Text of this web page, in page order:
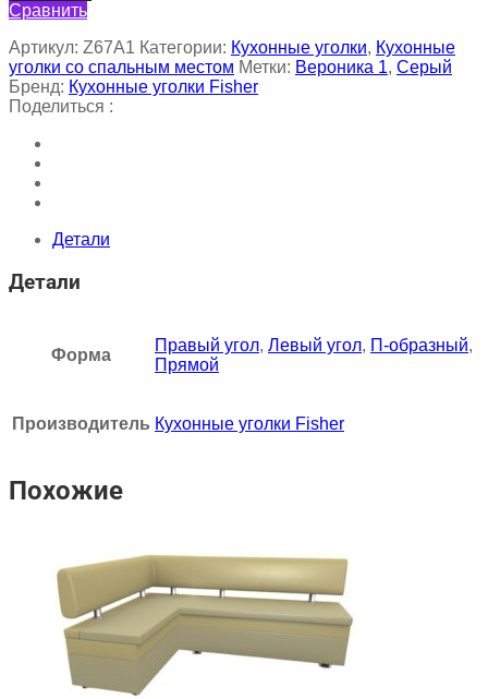
Сравнить
Артикул: Z67A1 Категории: Кухонные уголки, Кухонные
уголки со спальным местом Метки: Вероника 1, Серый
Бренд: Кухонные уголки Fisher
Поделиться :
Детали
Детали
Форма
Правый угол, Левый угол, П-образный,
Прямой
Производитель Кухонные уголки Fisher
Похожие